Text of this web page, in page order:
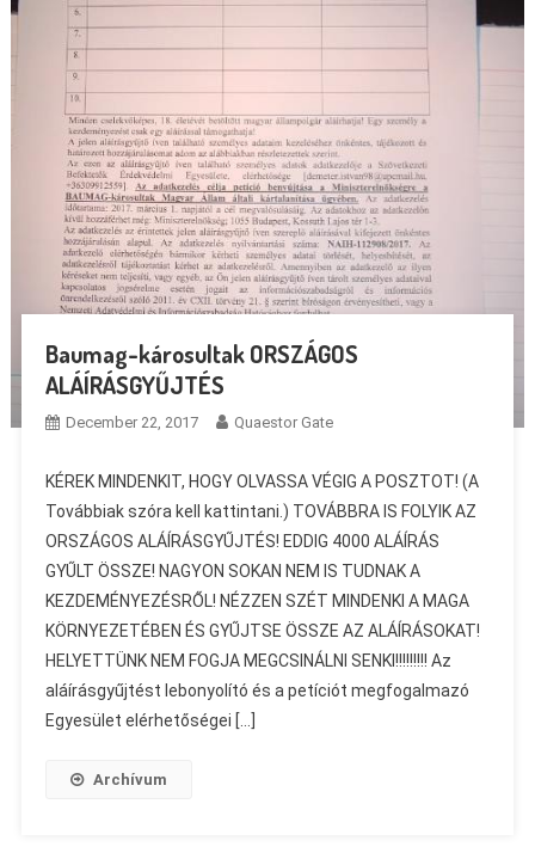
Baumag-károsultak ORSZÁGOS
ALÁÍRÁSGYŰJTÉS
December 22, 2017 Quaestor Gate
KÉREK MINDENKIT, HOGY OLVASSA VÉGIG A POSZTOT! (A
Továbbiak szóra kell kattintani.) TOVÁBBRA IS FOLYIK AZ
ORSZÁGOS ALÁÍRÁSGYŰJTÉS! EDDIG 4000 ALÁÍRÁS
GYŰLT ÖSSZE! NAGYON SOKAN NEM IS TUDNAK A
KEZDEMÉNYEZÉSRŐL! NÉZZEN SZÉT MINDENKI A MAGA
KÖRNYEZETÉBEN ÉS GYŰJTSE ÖSSZE AZ ALÁÍRÁSOKAT!
HELYETTÜNK NEM FOGJA MEGCSINÁLNI SENKI!!!!!!!!! Az
aláírásgyűjtést lebonyolító és a petíciót megfogalmazó
Egyesület elérhetőségei […]
Archívum